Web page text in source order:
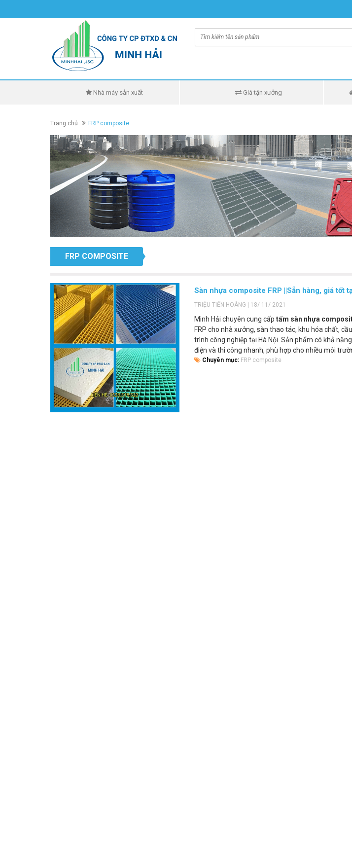
Nhà máy sản xuất Giá tận xưởng
Trang chủ FRP composite
FRP COMPOSITE
Sàn nhựa composite FRP ||Sẵn hàng, giá tốt
TRIỆU TIẾN HOÀNG | 18/ 11/ 2021
Minh Hải chuyên cung cấptấm sàn nhựa
FRP cho nhà xưởng, sàn thao tác, khu hóa chất,
trình công nghiệp tại Hà Nội. Sản phẩm có khả
điện và thi công nhanh, phù hợp cho nhiều môi
Chuyên mục: FRP composite